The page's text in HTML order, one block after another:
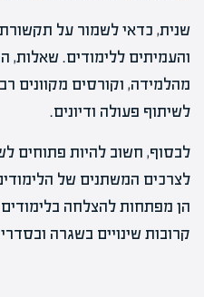
שנית, כדאי לשמור על
והעמיתים ללימודים.
מהלמידה, וקורסים מקוונים
לשיתוף פעולה ודיונים.
לבסוף, חשוב להיות פתוחים
לצרכים המשתנים של
הן מפתחות להצלחה
קרובות שינויים בשגרה